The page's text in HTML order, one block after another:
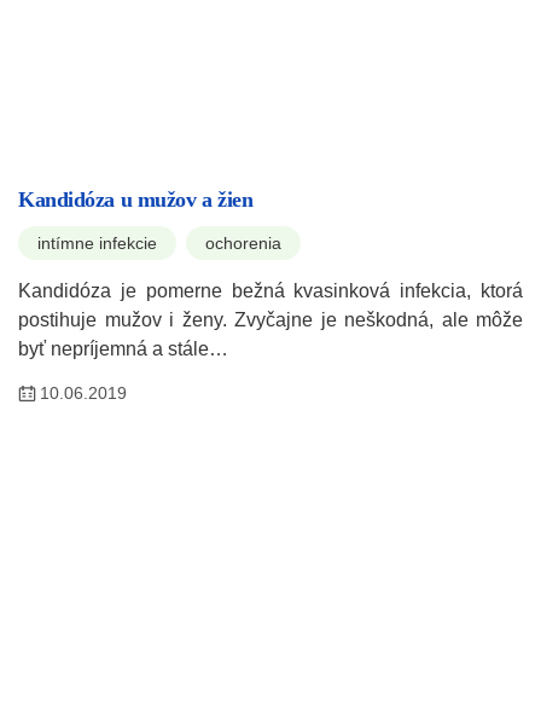
Kandidóza u mužov a žien
intímne infekcie ochorenia
Kandidóza je pomerne bežná kvasinková infekcia, ktorá
postihuje mužov i ženy. Zvyčajne je neškodná, ale môže
byť nepríjemná a stále…
10.06.2019